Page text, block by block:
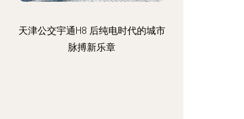
天津公交宇通H8 后纯电时代的城市
脉搏新乐章